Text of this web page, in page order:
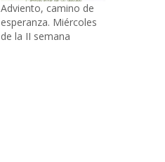
Adviento, camino de
esperanza. Miércoles
de la II semana